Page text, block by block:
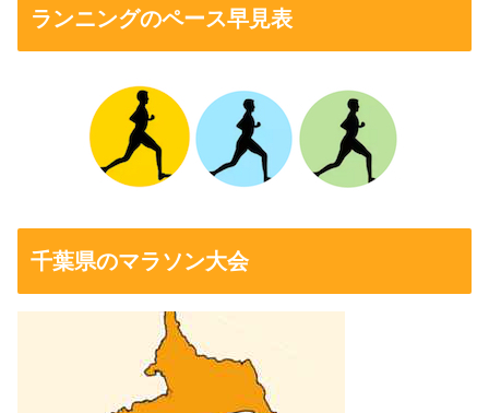
ランニングのペース早見表
千葉県のマラソン大会